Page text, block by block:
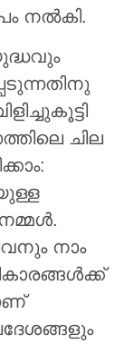
നൽകി.
ചില
നാം